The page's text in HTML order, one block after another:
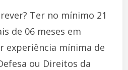
Ter no mínimo 21
de 06 meses em
experiência mínima de
ou Direitos da